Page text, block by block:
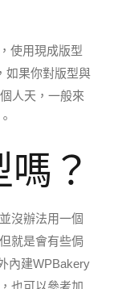
使用現成版型
如果你對版型與
人天，一般來
？
沒辦法用一個
就是會有些侷
內建WPBakery
也可以參考加